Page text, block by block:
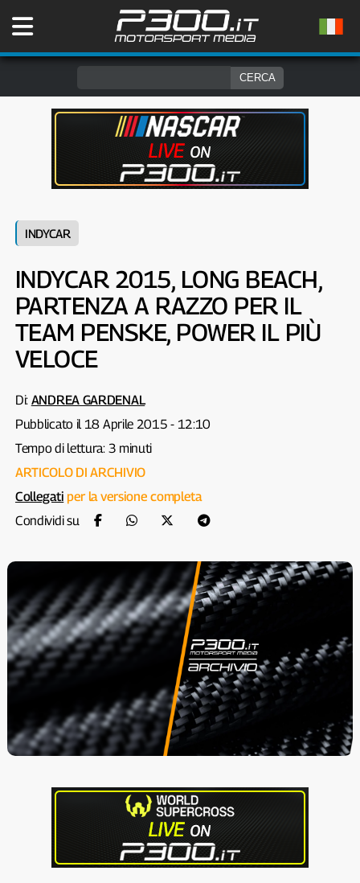
INDYCAR
INDYCAR 2015, LONG BEACH,
PARTENZA A RAZZO PER IL
TEAM PENSKE, POWER IL PIÙ
VELOCE
Di: ANDREA GARDENAL
Pubblicato il 18 Aprile 2015 - 12:10
Tempo di lettura: 3 minuti
ARTICOLO DI ARCHIVIO
Collegati per la versione completa
Condividi su